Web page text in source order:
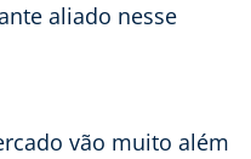
aliado nesse
vão muito além